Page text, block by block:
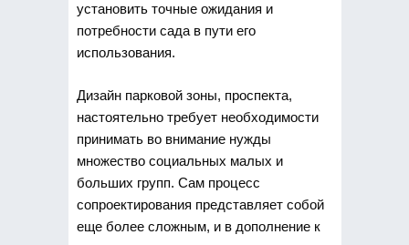
установить точные ожидания и
потребности сада в пути его
использования.
Дизайн парковой зоны, проспекта,
настоятельно требует необходимости
принимать во внимание нужды
множество социальных малых и
больших групп. Сам процесс
сопроектирования представляет собой
еще более сложным, и в дополнение к